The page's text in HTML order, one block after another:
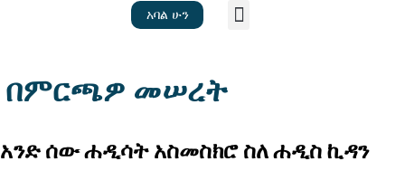
አባል ሁን
በምርጫዎ መሠረት​
አንድ ሰው ሐዲሳት አስመስክሮ ስለ ሐዲስ ኪዳን